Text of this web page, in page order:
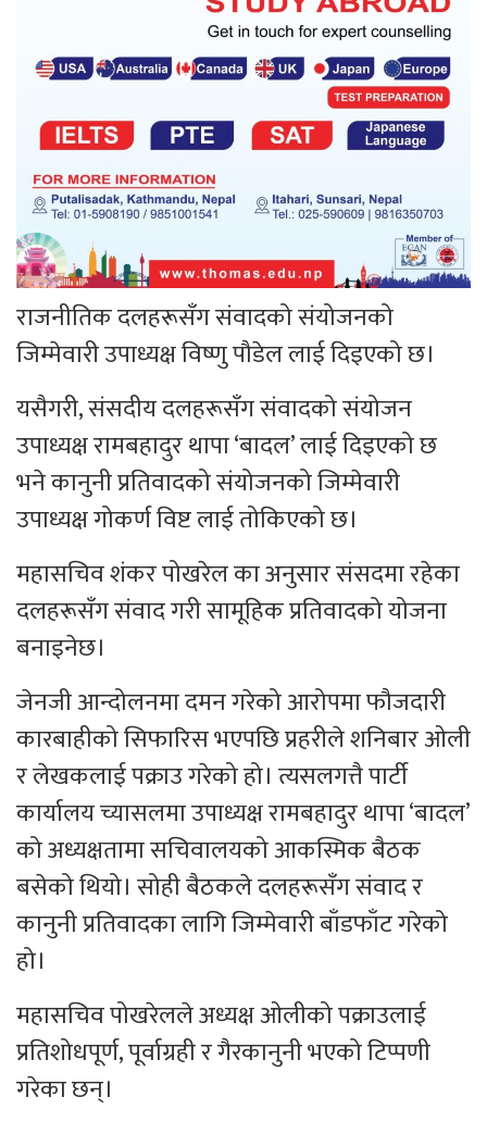
राजनीतिक दलहरूसँग संवादको संयोजनको
जिम्मेवारी उपाध्यक्ष विष्णु पौडेल लाई दिइएको छ।
यसैगरी, संसदीय दलहरूसँग संवादको संयोजन
उपाध्यक्ष रामबहादुर थापा ‘बादल’ लाई दिइएको छ
भने कानुनी प्रतिवादको संयोजनको जिम्मेवारी
उपाध्यक्ष गोकर्ण विष्ट लाई तोकिएको छ।
महासचिव शंकर पोखरेल का अनुसार संसदमा रहेका
दलहरूसँग संवाद गरी सामूहिक प्रतिवादको योजना
बनाइनेछ।
जेनजी आन्दोलनमा दमन गरेको आरोपमा फौजदारी
कारबाहीको सिफारिस भएपछि प्रहरीले शनिबार ओली
र लेखकलाई पक्राउ गरेको हो। त्यसलगत्तै पार्टी
कार्यालय च्यासलमा उपाध्यक्ष रामबहादुर थापा ‘बादल’
को अध्यक्षतामा सचिवालयको आकस्मिक बैठक
बसेको थियो। सोही बैठकले दलहरूसँग संवाद र
कानुनी प्रतिवादका लागि जिम्मेवारी बाँडफाँट गरेको
हो।
महासचिव पोखरेलले अध्यक्ष ओलीको पक्राउलाई
प्रतिशोधपूर्ण, पूर्वाग्रही र गैरकानुनी भएको टिप्पणी
गरेका छन्।